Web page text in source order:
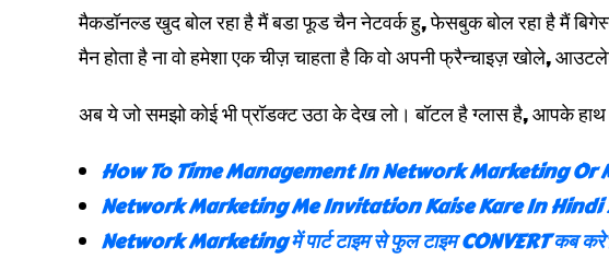
मैकडॉनल्ड खुद बोल रहा है मैं बडा फूड चैन नेटवर्क हु, फेसबुक बोल रहा है मैं
मैन होता है ना वो हमेशा एक चीज़ चाहता है कि वो अपनी फ्रैन्चाइज़ खोले,
अब ये जो समझो कोई भी प्रॉडक्ट उठा के देख लो। बॉटल है ग्लास है, आपके हाथ
How To Time Management In Network Marketing Or
Network Marketing Me Invitation Kaise Kare In Hindi
Network Marketing में पार्ट टाइम से फुल टाइम CONVERT कब